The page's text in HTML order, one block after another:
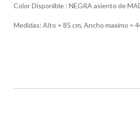
Color Disponible : NEGRA asiento de
Medidas: Alto = 85 cm, Ancho maximo =